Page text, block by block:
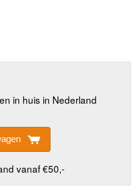
in huis in Nederland
vanaf €50,-